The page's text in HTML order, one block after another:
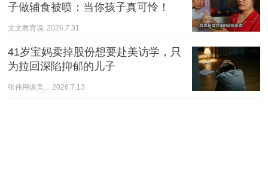
子做辅食被喷：当你孩子真可怜！
文文教育说 2026.7.31
41岁宝妈卖掉股份想要赴美访学，只
为拉回深陷抑郁的儿子
张伟用谈美... 2026.7.13